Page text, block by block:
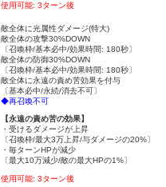
使用可能: 3ターン後
敵全体に光属性ダメージ(特大)
敵全体の攻撃30%DOWN
〔召喚枠/基本必中/効果時間: 180秒〕
敵全体の防御30%DOWN
〔召喚枠/基本必中/効果時間: 180秒〕
敵全体に永遠の責め苦効果を付与
〔基本必中/永続/消去不可〕
◆再召喚不可
【永遠の責め苦の効果】
・受けるダメージが上昇
〔召喚枠/最大3万上昇/与ダメージの20%〕
・毎ターンHPが減少
〔最大10万減少/敵の最大HPの1%〕
使用可能: 3ターン後